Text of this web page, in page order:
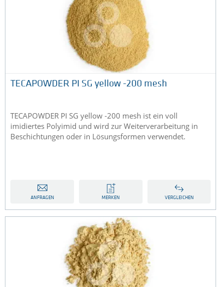
TECAPOWDER PI SG yellow -200 mesh
TECAPOWDER PI SG yellow -200 mesh ist ein voll
imidiertes Polyimid und wird zur Weiterverarbeitung in
Beschichtungen oder in Lösungsformen verwendet.
ANFRAGEN MERKEN VERGLEICHEN